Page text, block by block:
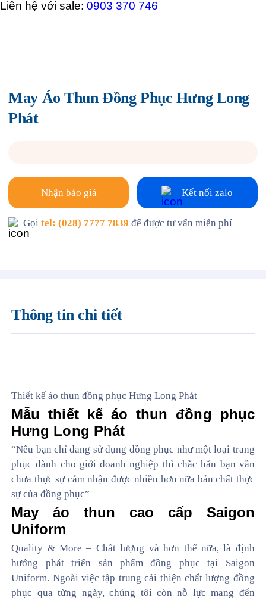
Liên hệ với sale: 0903 370 746
May Áo Thun Đồng Phục Hưng Long
Phát
Nhận báo giá Kết nối zalo
Gọitel: (028) 7777 7839 để được tư vấn miễn phí
Thông tin chi tiết
Thiết kế áo thun đồng phục Hưng Long Phát
Mẫu thiết kế áo thun đồng phục
Hưng Long Phát
“Nếu bạn chỉ đang sử dụng đồng phục như một loại trang
phục dành cho giới doanh nghiệp thì chắc hẳn bạn vẫn
chưa thực sự cảm nhận được nhiều hơn nữa bản chất thực
sự của đồng phục”
May áo thun cao cấp Saigon
Uniform
Quality & More – Chất lượng và hơn thế nữa, là định
hướng phát triển sản phẩm đồng phục tại Saigon
Uniform. Ngoài việc tập trung cải thiện chất lượng đồng
phục qua từng ngày, chúng tôi còn nỗ lực mang đến